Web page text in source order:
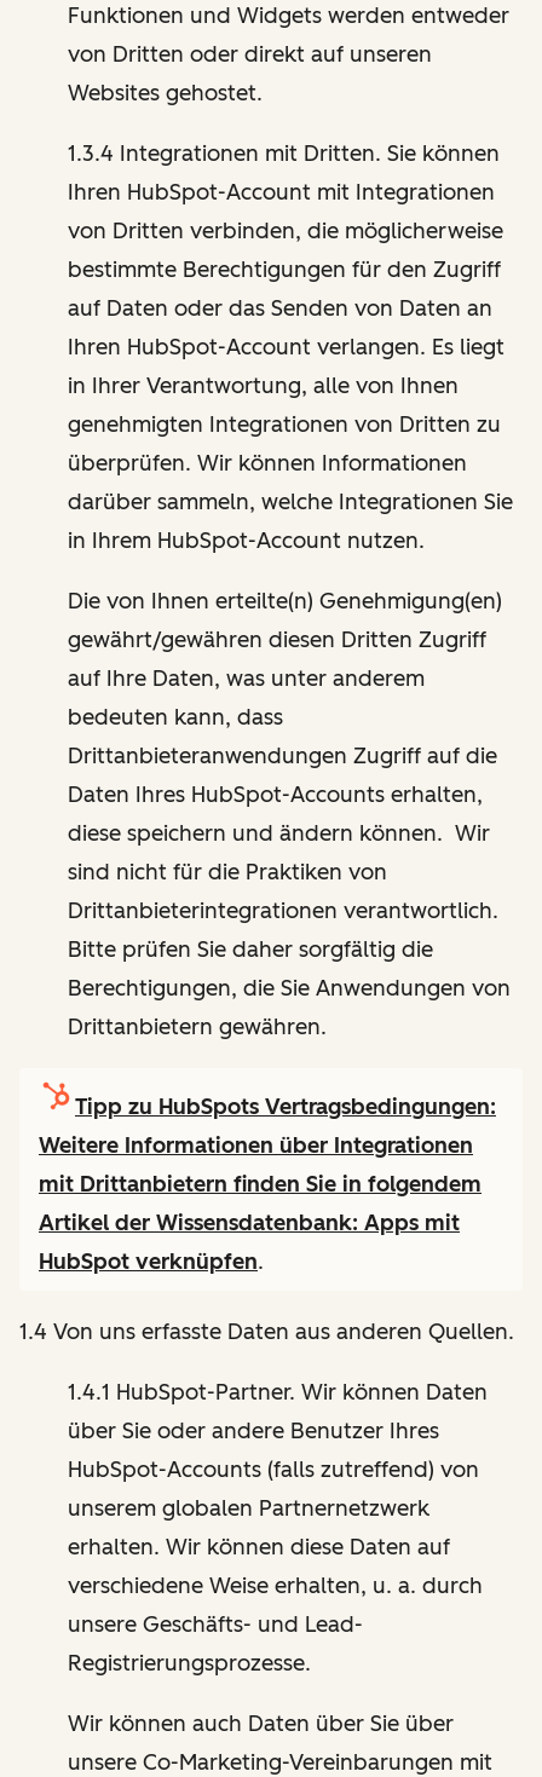
Funktionen und Widgets werden entweder
von Dritten oder direkt auf unseren
Websites gehostet.
1.3.4 Integrationen mit Dritten. Sie können
Ihren HubSpot-Account mit Integrationen
von Dritten verbinden, die möglicherweise
bestimmte Berechtigungen für den Zugriff
auf Daten oder das Senden von Daten an
Ihren HubSpot-Account verlangen. Es liegt
in Ihrer Verantwortung, alle von Ihnen
genehmigten Integrationen von Dritten zu
überprüfen. Wir können Informationen
darüber sammeln, welche Integrationen Sie
in Ihrem HubSpot-Account nutzen.
Die von Ihnen erteilte(n) Genehmigung(en)
gewährt/gewähren diesen Dritten Zugriff
auf Ihre Daten, was unter anderem
bedeuten kann, dass
Drittanbieteranwendungen Zugriff auf die
Daten Ihres HubSpot-Accounts erhalten,
diese speichern und ändern können. Wir
sind nicht für die Praktiken von
Drittanbieterintegrationen verantwortlich.
Bitte prüfen Sie daher sorgfältig die
Berechtigungen, die Sie Anwendungen von
Drittanbietern gewähren.
Tipp zu HubSpots Vertragsbedingungen:
Weitere Informationen über Integrationen
mit Drittanbietern finden Sie in folgendem
Artikel der Wissensdatenbank: Apps mit
HubSpot verknüpfen.
1.4 Von uns erfasste Daten aus anderen Quellen.
1.4.1 HubSpot-Partner. Wir können Daten
über Sie oder andere Benutzer Ihres
HubSpot-Accounts (falls zutreffend) von
unserem globalen Partnernetzwerk
erhalten. Wir können diese Daten auf
verschiedene Weise erhalten, u. a. durch
unsere Geschäfts- und Lead-
Registrierungsprozesse.
Wir können auch Daten über Sie über
unsere Co-Marketing-Vereinbarungen mit